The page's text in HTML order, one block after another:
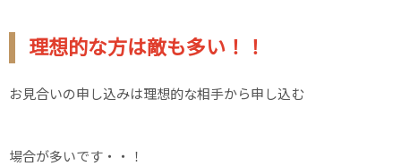
理想的な方は敵も多い！！
お見合いの申し込みは理想的な相手から申し込む
場合が多いです・・！